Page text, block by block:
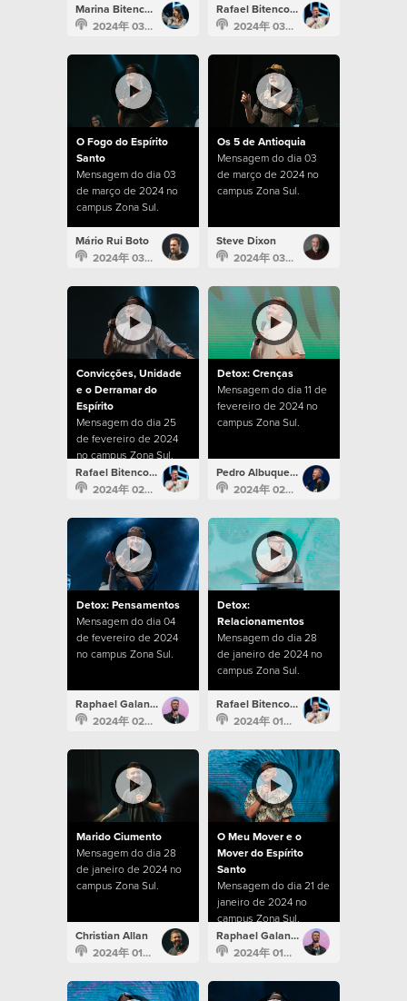
Marina Bitencourt
2024年 03月 17日
Rafael Bitencourt
2024年 03月 10日
O Fogo do Espírito
Santo
Mensagem do dia 03
de março de 2024 no
campus Zona Sul.
Mário Rui Boto
2024年 03月 3日
Os 5 de Antioquia
Mensagem do dia 03
de março de 2024 no
campus Zona Sul.
Steve Dixon
2024年 03月 3日
Convicções, Unidade
e o Derramar do
Espírito
Mensagem do dia 25
de fevereiro de 2024
no campus Zona Sul.
Rafael Bitencourt
2024年 02月 25日
Detox: Crenças
Mensagem do dia 11 de
fevereiro de 2024 no
campus Zona Sul.
Pedro Albuquerque
2024年 02月 11日
Detox: Pensamentos
Mensagem do dia 04
de fevereiro de 2024
no campus Zona Sul.
Raphael Galante
2024年 02月 4日
Detox:
Relacionamentos
Mensagem do dia 28
de janeiro de 2024 no
campus Zona Sul.
Rafael Bitencourt
2024年 01月 28日
Marido Ciumento
Mensagem do dia 28
de janeiro de 2024 no
campus Zona Sul.
Christian Allan
2024年 01月 28日
O Meu Mover e o
Mover do Espírito
Santo
Mensagem do dia 21 de
janeiro de 2024 no
campus Zona Sul.
Raphael Galante
2024年 01月 21日